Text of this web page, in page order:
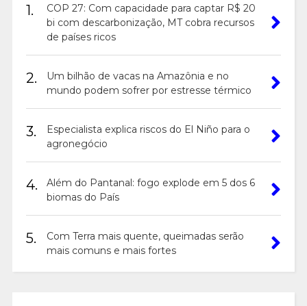
1.
COP 27: Com capacidade para captar R$ 20
bi com descarbonização, MT cobra recursos
de países ricos
2.
Um bilhão de vacas na Amazônia e no
mundo podem sofrer por estresse térmico
3.
Especialista explica riscos do El Niño para o
agronegócio
4.
Além do Pantanal: fogo explode em 5 dos 6
biomas do País
5.
Com Terra mais quente, queimadas serão
mais comuns e mais fortes